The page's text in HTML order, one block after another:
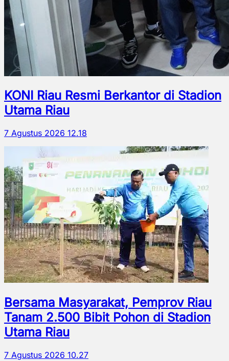
KONI Riau Resmi Berkantor di Stadion
Utama Riau
7 Agustus 2026 12.18
Bersama Masyarakat, Pemprov Riau
Tanam 2.500 Bibit Pohon di Stadion
Utama Riau
7 Agustus 2026 10.27